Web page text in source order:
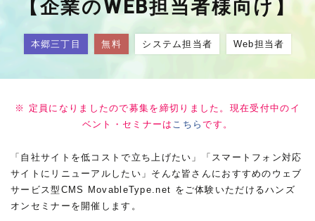
【企業のWEB担当者様向け】
本郷三丁目 無料 システム担当者 Web担当者
※ 定員になりましたので募集を締切りました。現在受付中のイ
ベント・セミナーは こちらです。
「自社サイトを低コストで立ち上げたい」「スマートフォン対応
サイトにリニューアルしたい」そんな皆さんにおすすめのウェブ
サービス型CMS MovableType.net をご体験いただけるハンズ
オンセミナーを開催します。